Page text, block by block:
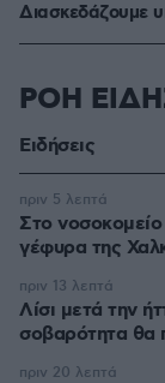
Διασκεδάζουμε
ΡΟΗ
Ειδήσεις
Στο
γέφυρα της
πριν 5 λεπτά
Λίσι μετά την
σοβαρότητα θα
πριν 13 λεπτά
πριν 20 λεπτά